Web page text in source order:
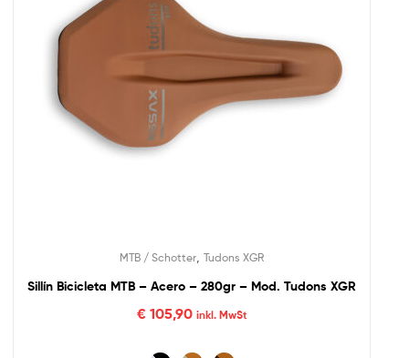
MTB / Schotter Tudons XGR
Sillín Bicicleta MTB – Acero – 280gr – Mod. Tudons XGR
€105,90 inkl. MwSt